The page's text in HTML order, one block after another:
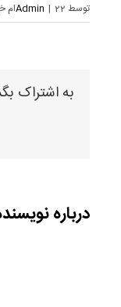
توسط Admin | 22ام خرداد, 1400
به اشتراک
درباره